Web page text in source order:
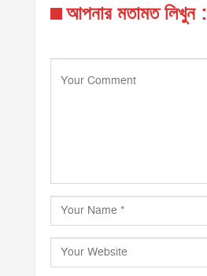
আপনার মতামত লিখুন :